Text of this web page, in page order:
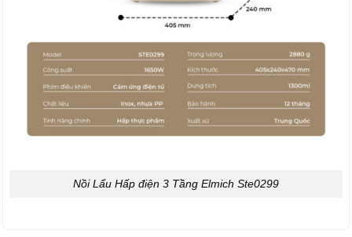
Nồi Lẩu Hấp điện 3 Tầng Elmich Ste0299